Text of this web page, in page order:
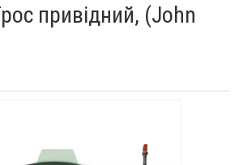
привідний, (John